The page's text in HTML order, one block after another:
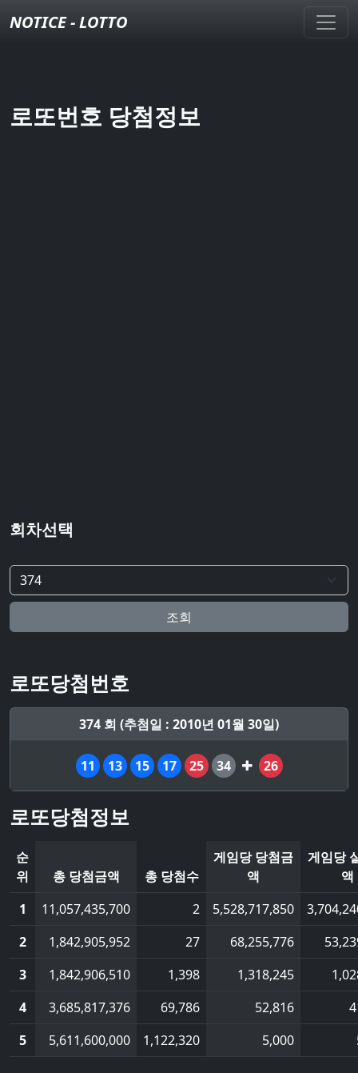
NOTICE - LOTTO
로또번호 당첨정보
회차선택
조회
로또당첨번호
374 회 (추첨일 : 2010년 01월 30일)
11 13 15 17 25 34 26
로또당첨정보
순
위
총 당첨금액 총 당첨수
게임당 당첨금
액
게임당
액
1
11,057,435,700 2 5,528,717,850
2
1,842,905,952 27 68,255,776
3
1,842,906,510 1,398 1,318,245
4
3,685,817,376 69,786 52,816
5
5,611,600,000 1,122,320 5,000